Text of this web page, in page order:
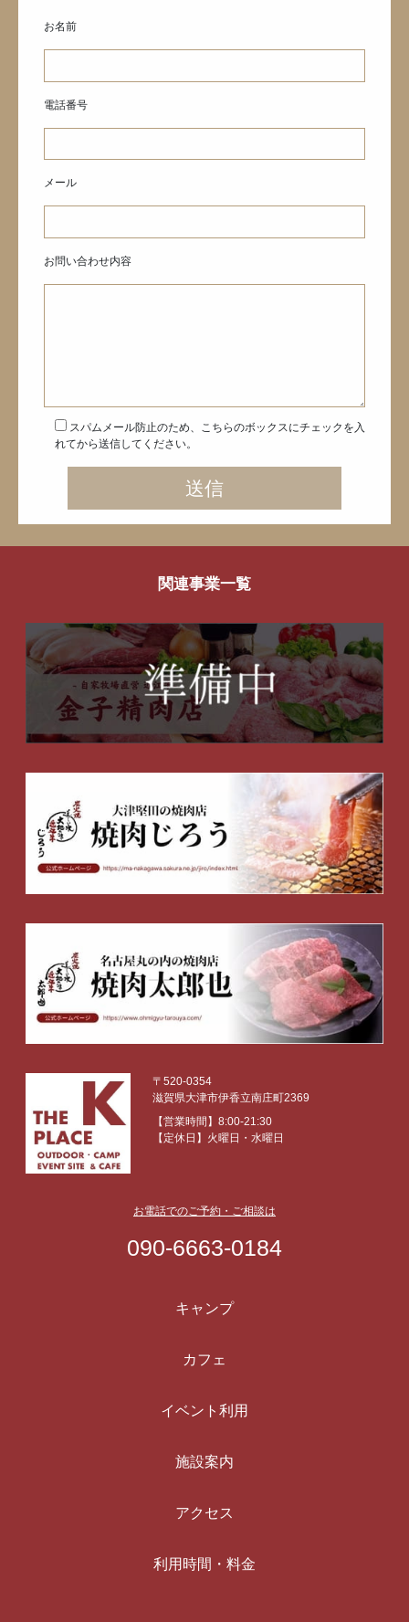
お名前
電話番号
メール
お問い合わせ内容
スパムメール防止のため、こちらのボックスにチェックを入
れてから送信してください。
関連事業一覧
〒520-0354
滋賀県大津市伊香立南庄町2369
【営業時間】8:00-21:30
【定休日】火曜日・水曜日
お電話でのご予約・ご相談は
090-6663-0184
キャンプ
カフェ
イベント利用
施設案内
アクセス
利用時間・料金